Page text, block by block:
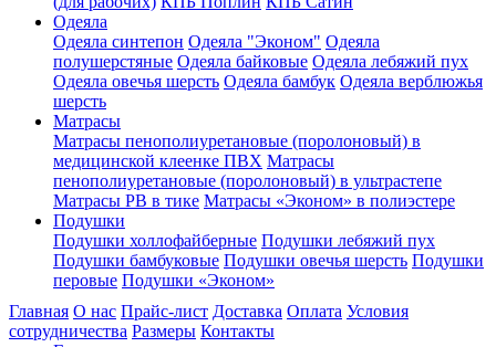
Одеяла
Одеяла синтепон Одеяла "Эконом" Одеяла
полушерстяные Одеяла байковые Одеяла лебяжий пух
Одеяла овечья шерсть Одеяла бамбук Одеяла верблюжья
шерсть
Матрасы
Матрасы пенополиуретановые (поролоновый) в
медицинской клеенке ПВХ Матрасы
пенополиуретановые (поролоновый) в ультрастепе
Матрасы РВ в тике Матрасы «Эконом» в полиэстере
Подушки
Подушки холлофайберные Подушки лебяжий пух
Подушки бамбуковые Подушки овечья шерсть Подушки
перовые Подушки «Эконом»
Главная О нас Прайс-лист Доставка Оплата Условия
сотрудничества Размеры Контакты